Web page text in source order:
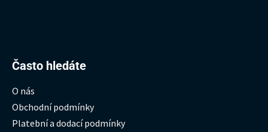
Často hledáte
O nás
Obchodní podmínky
Platební a dodací podmínky
Hledat: